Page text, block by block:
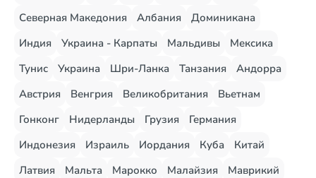
Северная Македония
Албания
Доминикана
Индия
Украина - Карпаты Мальдивы
Мексика
Тунис
Украина Шри-Ланка Танзания
Андорра
Австрия
Венгрия Великобритания
Вьетнам
Гонконг
Нидерланды Грузия
Германия
Индонезия
Израиль Иордания Куба
Китай
Латвия
Мальта Марокко Малайзия
Маврикий